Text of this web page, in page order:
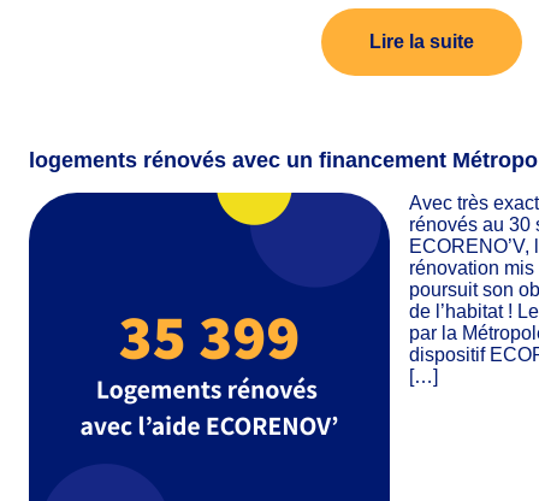
Lire la suite
logements rénovés avec un financement
Avec très
rénovés au 30
ECORENO’V,
rénovation
poursuit son
de l’habitat !
par la
dispositif
[…]